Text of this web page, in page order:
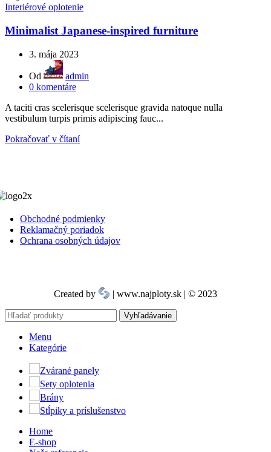
Interiérové oplotenie
Minimalist Japanese-inspired furniture
3. mája 2023
Od
admin
0 komentáre
A taciti cras scelerisque scelerisque gravida natoque nulla
vestibulum turpis primis adipiscing fauc...
Pokračovať v čítaní
Obchodné podmienky
Reklamačný poriadok
Ochrana osobných údajov
Created by | www.najploty.sk | © 2023
Vyhľadávanie
Menu
Kategórie
Zvárané panely
Sety oplotenia
Brány
Stĺpiky a príslušenstvo
Home
E-shop